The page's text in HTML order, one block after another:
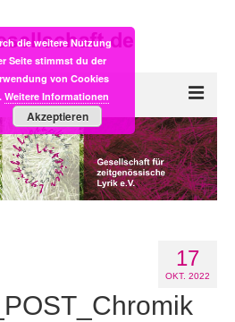
17
OKT. 2022
die weitere Nutzung
Seite stimmst du der
von Cookies
Weitere Informationen
Akzeptieren